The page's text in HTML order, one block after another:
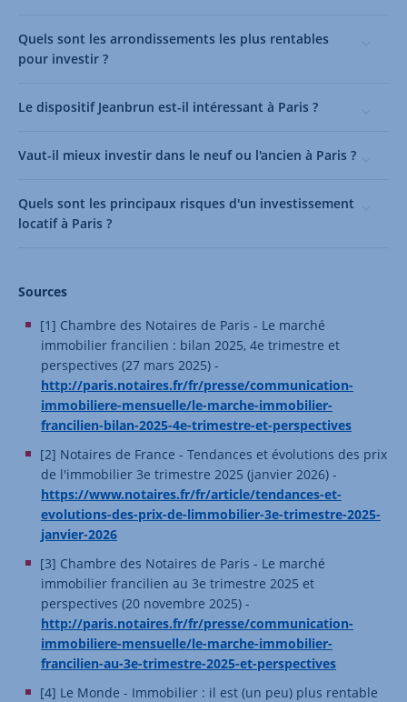
Quels sont les arrondissements les plus rentables
pour investir ?
Le dispositif Jeanbrun est-il intéressant à Paris ?
Vaut-il mieux investir dans le neuf ou l'ancien à Paris ?
Quels sont les principaux risques d'un investissement
locatif à Paris ?
Sources
[1] Chambre des Notaires de Paris - Le marché
immobilier francilien : bilan 2025, 4e trimestre et
perspectives (27 mars 2025) -
http://paris.notaires.fr/fr/presse/communication-
immobiliere-mensuelle/le-marche-immobilier-
francilien-bilan-2025-4e-trimestre-et-perspectives
[2] Notaires de France - Tendances et évolutions des prix
de l'immobilier 3e trimestre 2025 (janvier 2026) -
https://www.notaires.fr/fr/article/tendances-et-
evolutions-des-prix-de-limmobilier-3e-trimestre-2025-
janvier-2026
[3] Chambre des Notaires de Paris - Le marché
immobilier francilien au 3e trimestre 2025 et
perspectives (20 novembre 2025) -
http://paris.notaires.fr/fr/presse/communication-
immobiliere-mensuelle/le-marche-immobilier-
francilien-au-3e-trimestre-2025-et-perspectives
[4] Le Monde - Immobilier : il est (un peu) plus rentable